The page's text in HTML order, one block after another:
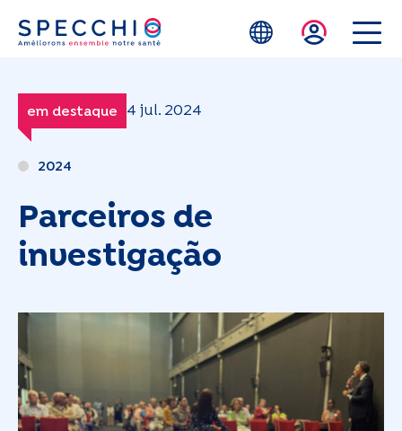
Skip to main content
em destaque 4 jul. 2024
2024
Parceiros de
investigação